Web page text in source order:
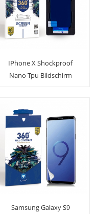
IPhone X Shockproof
Nano Tpu Bildschirm
Samsung Galaxy S9